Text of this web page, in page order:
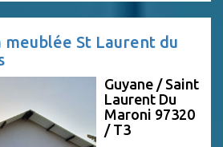
meublée St Laurent du
Guyane / Saint
Laurent Du
Maroni 97320
/ T3